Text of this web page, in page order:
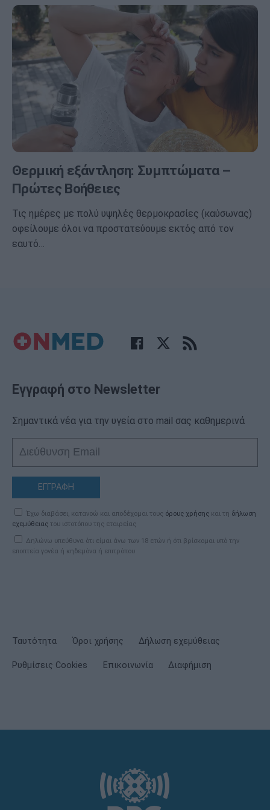
Θερμική εξάντληση: Συμπτώματα –
Πρώτες Βοήθειες
Τις ημέρες με πολύ υψηλές θερμοκρασίες (καύσωνας)
οφείλουμε όλοι να προστατεύουμε εκτός από τον
εαυτό…
Εγγραφή στο Newsletter
Σημαντικά νέα για την υγεία στο mail σας καθημερινά
ΕΓΓΡΑΦΗ
Έχω διαβάσει, κατανοώ και αποδέχομαι τους όρους χρήσης και τη δήλωση
εχεμύθειας του ιστοτόπου της εταιρείας
Δηλώνω υπεύθυνα ότι είμαι άνω των 18 ετών ή ότι βρίσκομαι υπό την
εποπτεία γονέα ή κηδεμόνα ή επιτρόπου
Ταυτότητα Όροι χρήσης Δήλωση εχεμύθειας
Ρυθμίσεις Cookies Επικοινωνία Διαφήμιση